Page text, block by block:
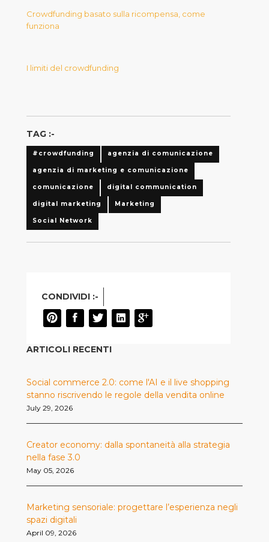
Crowdfunding basato sulla ricompensa, come
funziona
I limiti del crowdfunding
TAG :-
#crowdfunding agenzia di comunicazione
agenzia di marketing e comunicazione
comunicazione digital communication
digital marketing Marketing
Social Network
CONDIVIDI :-
ARTICOLI RECENTI
Social commerce 2.0: come l'AI e il live shopping
stanno riscrivendo le regole della vendita online
July 29, 2026
Creator economy: dalla spontaneità alla strategia
nella fase 3.0
May 05, 2026
Marketing sensoriale: progettare l’esperienza negli
spazi digitali
April 09, 2026